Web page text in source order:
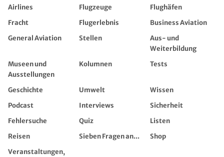
Airlines Flugzeuge
Flughäfen
Fracht
Flugerlebnis
Business Aviation
General Aviation
Stellen
Aus- und
Weiterbildung
Museen und
Ausstellungen
Kolumnen Tests
Geschichte Umwelt
Wissen
Podcast
Interviews
Sicherheit
Fehlersuche
Quiz
Listen
Reisen
Sieben Fragen an...
Shop
Veranstaltungen,